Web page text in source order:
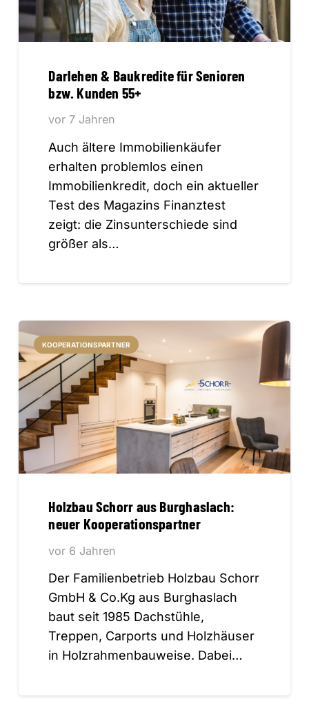
Darlehen & Baukredite für Senioren
bzw. Kunden 55+
vor 7 Jahren
Auch ältere Immobilienkäufer
erhalten problemlos einen
Immobilienkredit, doch ein aktueller
Test des Magazins Finanztest
zeigt: die Zinsunterschiede sind
größer als…
KOOPERATIONSPARTNER
Holzbau Schorr aus Burghaslach:
neuer Kooperationspartner
vor 6 Jahren
Der Familienbetrieb Holzbau Schorr
GmbH & Co.Kg aus Burghaslach
baut seit 1985 Dachstühle,
Treppen, Carports und Holzhäuser
in Holzrahmenbauweise. Dabei…